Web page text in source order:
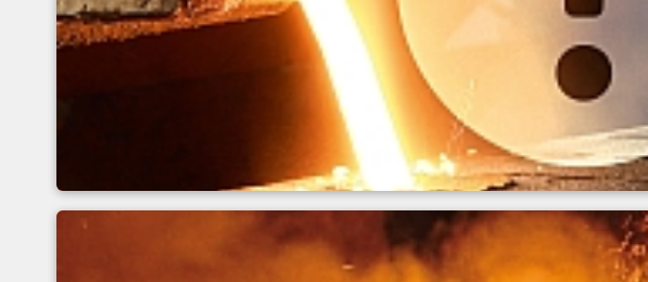
Errores metrológicos